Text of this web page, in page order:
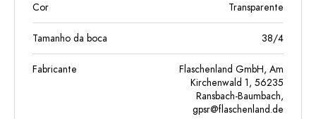
Cor Transparente
Tamanho da boca 38/4
Fabricante
Flaschenland GmbH, Am
Kirchenwald 1, 56235
Ransbach-Baumbach,
gpsr@flaschenland.de